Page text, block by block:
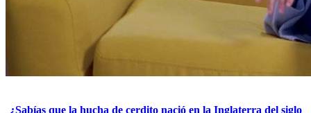
¿Sabías que la hucha de cerdito nació en la Inglaterra del siglo